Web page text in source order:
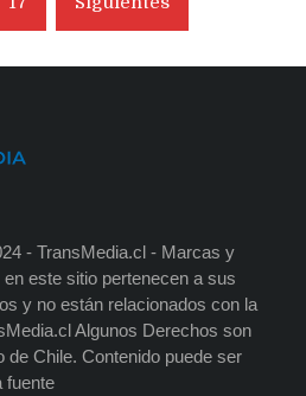
- TransMedia.cl - Marcas y
este sitio pertenecen a sus
y no están relacionados con la
Algunos Derechos son
de Chile. Contenido puede ser
fuente